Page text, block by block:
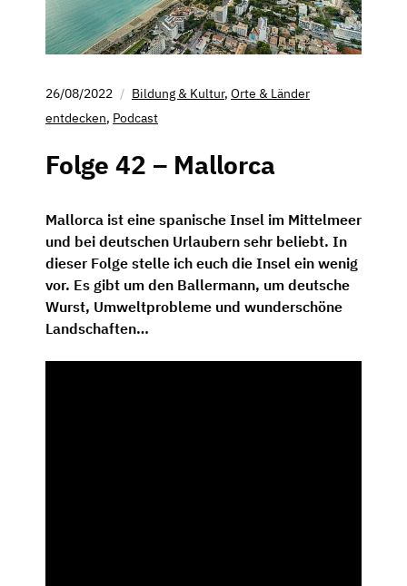
26/08/2022 Bildung & Kultur, Orte & Länder
entdecken, Podcast
Folge 42 – Mallorca
Mallorca ist eine spanische Insel im Mittelmeer
und bei deutschen Urlaubern sehr beliebt. In
dieser Folge stelle ich euch die Insel ein wenig
vor. Es gibt um den Ballermann, um deutsche
Wurst, Umweltprobleme und wunderschöne
Landschaften…